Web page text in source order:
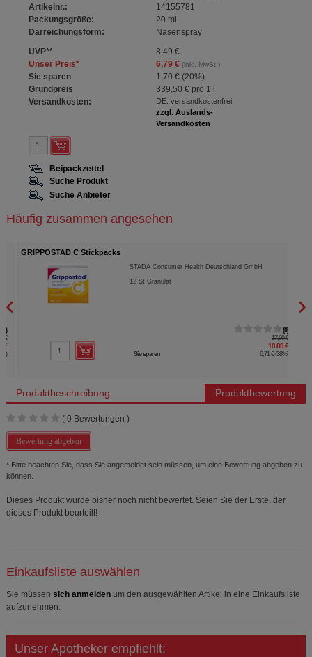
Artikelnr.:
14155781
Packungsgröße:
20 ml
Darreichungsform:
Nasenspray
UVP**
8,49 €
Unser Preis* 6,79 €(inkl. MwSt.)
Sie sparen 1,70 € (20%)
Grundpreis
339,50 €pro 1 l
Versandkosten:
DE: versandkostenfrei
zzgl. Auslands-
Versandkosten
Beipackzettel
Suche Produkt
Suche Anbieter
Häufig zusammen angesehen
GRIPPOSTAD C Stickpacks
STADA Consumer Health Deutschland GmbH
St Granulat
17,60 €
10,89 €
Sie sparen 6,71 € (38%)
Produktbeschreibung Produktbewertung
( 0 Bewertungen )
Bewertung abgeben
* Bitte beachten Sie, dass Sie angemeldet sein müssen, um eine Bewertung abgeben zu
können.
Dieses Produkt wurde bisher noch nicht bewertet. Seien Sie der Erste, der
dieses Produkt beurteilt!
Einkaufsliste auswählen
Sie müssen sich anmelden um den ausgewählten Artikel in eine Einkaufsliste
aufzunehmen.
Unser Apotheker empfiehlt: